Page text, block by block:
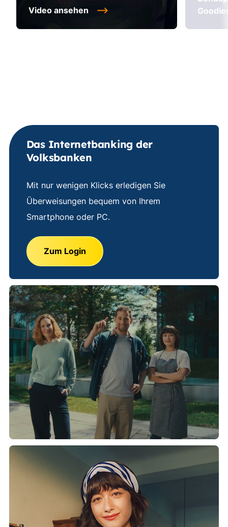
Video ansehen
Das Internetbanking der
Volksbanken
Mit nur wenigen Klicks erledigen Sie
Überweisungen bequem von Ihrem
Smartphone oder PC.
Zum Login
Video